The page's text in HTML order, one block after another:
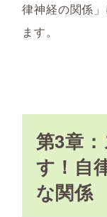
律神経の関係
ます。
第3章
す！自
な関係